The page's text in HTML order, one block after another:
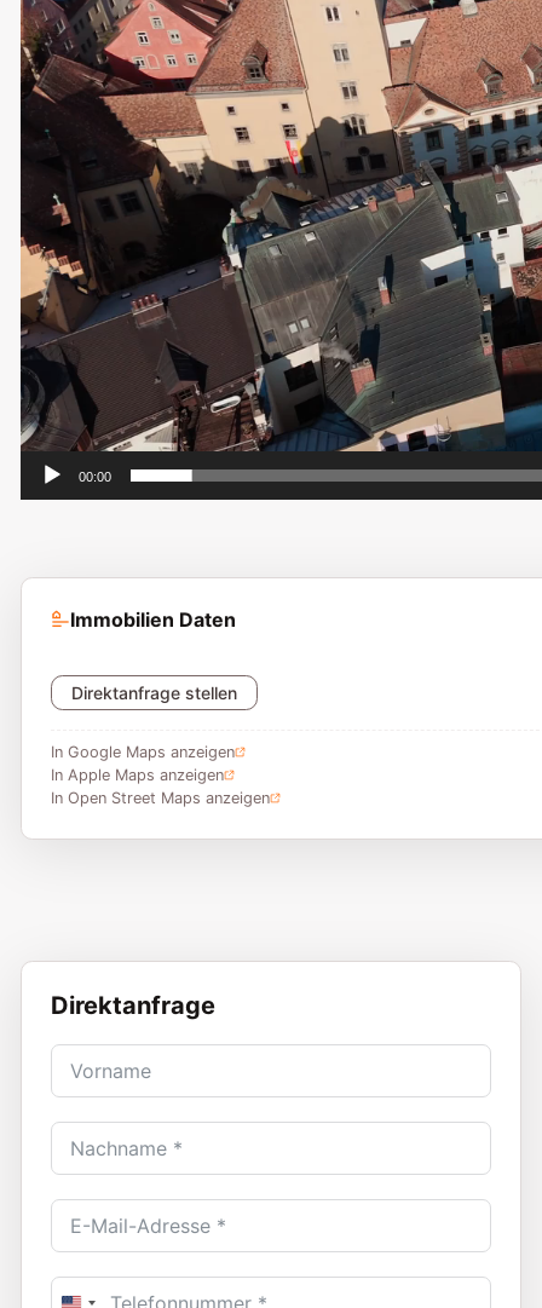
00:00
Immobilien Daten
Direktanfrage stellen
In Google Maps anzeigen
In Apple Maps anzeigen
In Open Street Maps anzeigen
Direktanfrage